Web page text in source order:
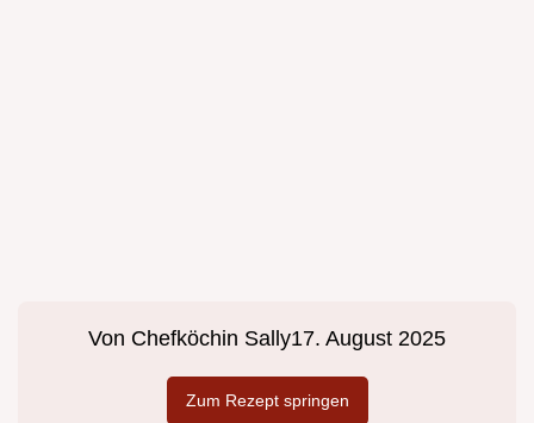
Von Chefköchin Sally17. August 2025
Zum Rezept springen